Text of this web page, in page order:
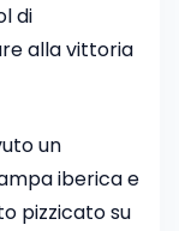
di
alla vittoria
un
iberica e
pizzicato su